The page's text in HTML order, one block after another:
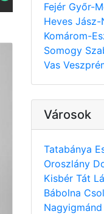
Fejér Győr-
Heves Jász-
Komárom-
Somogy
Vas
Városok
Tatabánya
Oroszlány
Kisbér Tát
Bábolna
Nagyigmánd